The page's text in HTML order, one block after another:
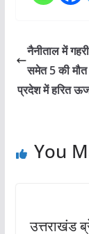
नैनीताल में
समेत 5 की मौत
प्रदेश में हरित
You
उत्तराखंड